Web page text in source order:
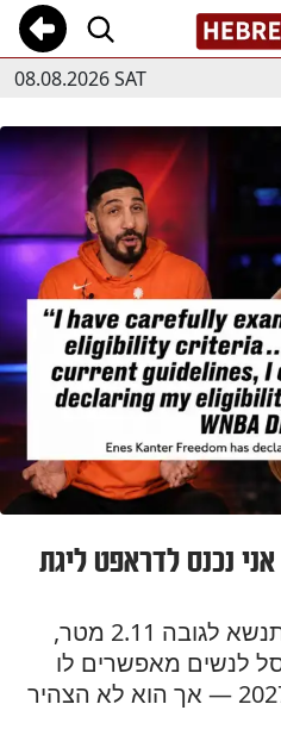
08.08.2026 SAT
אני נכנס לדראפט ליגת
אנס קאנטר פרידום, המתנשא לגובה 2.11 מטר,
לנשים מאפשרים לו
להתמודד בדראפט של 2027 — אך הוא לא הצהיר